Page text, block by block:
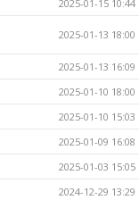
2025-01-15 10:44
2025-01-13 18:00
2025-01-13 16:09
2025-01-10 18:00
2025-01-10 15:03
2025-01-09 16:08
2025-01-03 15:05
2024-12-29 13:29